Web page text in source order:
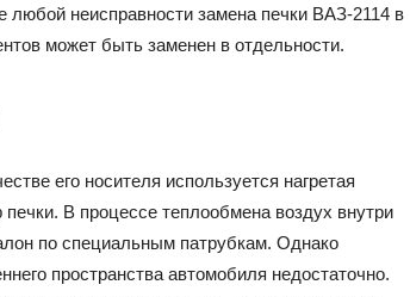
неисправности замена печки ВАЗ-2114 в
может быть заменен в отдельности.
его носителя используется нагретая
В процессе теплообмена воздух внутри
по специальным патрубкам. Однако
пространства автомобиля недостаточно.